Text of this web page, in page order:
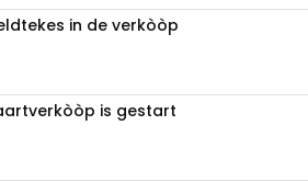
in de verkòòp
is gestart